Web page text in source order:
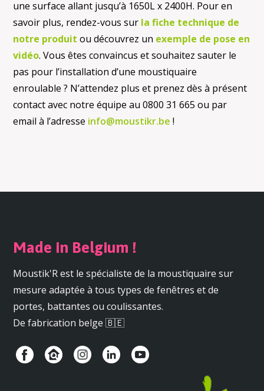
une surface allant jusqu’à 1650L x 2400H. Pour en
savoir plus, rendez-vous sur la fiche technique de
notre produit ou découvrez un exemple de pose en
vidéo. Vous êtes convaincus et souhaitez sauter le
pas pour l’installation d’une moustiquaire
enroulable ? N’attendez plus et prenez dès à présent
contact avec notre équipe au 0800 31 665 ou par
email à l’adresse info@moustikr.be !
Made in Belgium !
Moustik'R est le spécialiste de la moustiquaire sur
mesure adaptée à tous types de fenêtres et de
portes, battantes ou coulissantes.
De fabrication belge 🇧🇪